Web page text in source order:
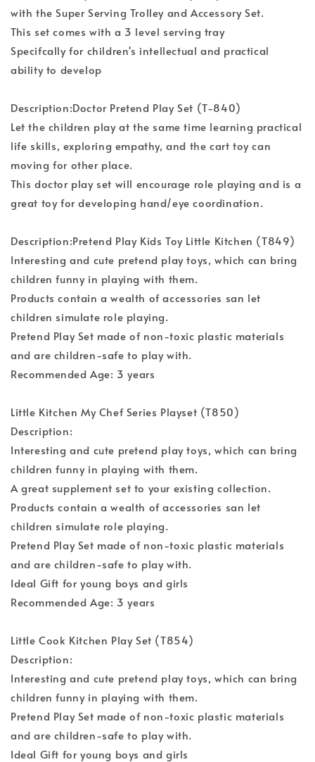
with the Super Serving Trolley and Accessory Set.
This set comes with a 3 level serving tray
Specifcally for children's intellectual and practical
ability to develop
Description:Doctor Pretend Play Set (T-840)
Let the children play at the same time learning practical
life skills, exploring empathy, and the cart toy can
moving for other place.
This doctor play set will encourage role playing and is a
great toy for developing hand/eye coordination.
Description:Pretend Play Kids Toy Little Kitchen (T849)
Interesting and cute pretend play toys, which can bring
children funny in playing with them.
Products contain a wealth of accessories san let
children simulate role playing.
Pretend Play Set made of non-toxic plastic materials
and are children-safe to play with.
Recommended Age: 3 years
Little Kitchen My Chef Series Playset (T850)
Description:
Interesting and cute pretend play toys, which can bring
children funny in playing with them.
A great supplement set to your existing collection.
Products contain a wealth of accessories san let
children simulate role playing.
Pretend Play Set made of non-toxic plastic materials
and are children-safe to play with.
Ideal Gift for young boys and girls
Recommended Age: 3 years
Little Cook Kitchen Play Set (T854)
Description:
Interesting and cute pretend play toys, which can bring
children funny in playing with them.
Pretend Play Set made of non-toxic plastic materials
and are children-safe to play with.
Ideal Gift for young boys and girls